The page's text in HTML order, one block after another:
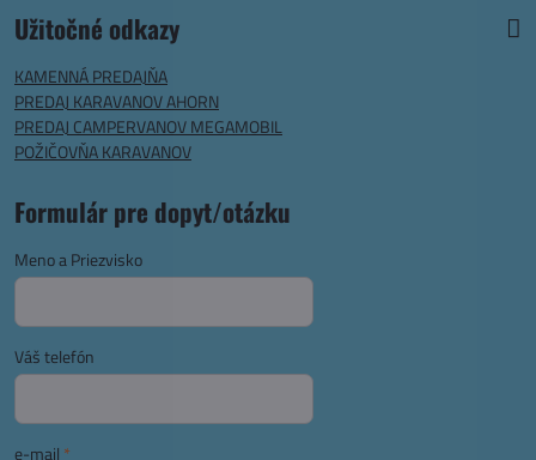
Užitočné odkazy
KAMENNÁ PREDAJŇA
PREDAJ KARAVANOV AHORN
PREDAJ CAMPERVANOV MEGAMOBIL
POŽIČOVŇA KARAVANOV
Formulár pre dopyt/otázku
Meno a Priezvisko
Váš telefón
e-mail *